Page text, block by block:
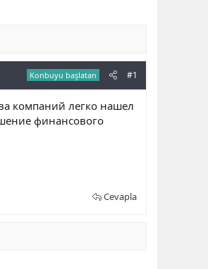
Konbuyu başlatan #1
компаний легко нашел
финансового
Cevapla